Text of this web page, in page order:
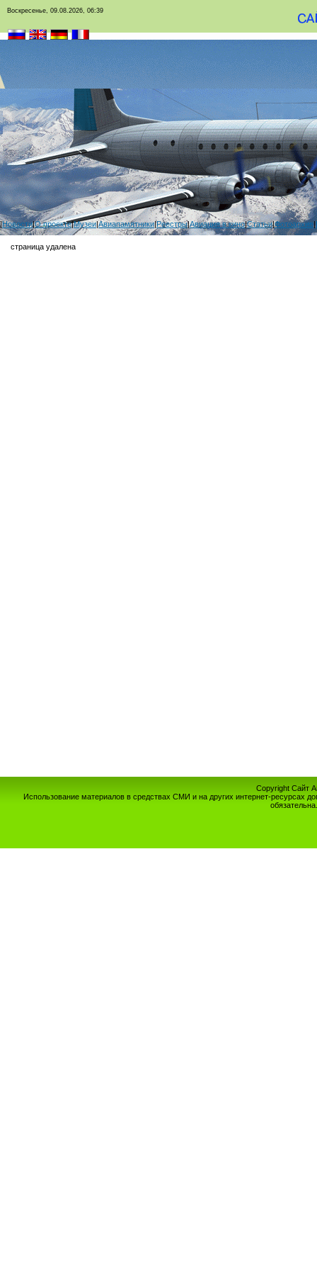
Воскресенье, 09.08.2026, 06:39
|Новости|О проекте|Музеи|Авиапамятники|Реестры|Авиация в кино|Статьи|Фотоархив|
страница удалена
Copyright Сайт
Использование материалов в средствах СМИ и на других интернет-ресурсах
обязательна.